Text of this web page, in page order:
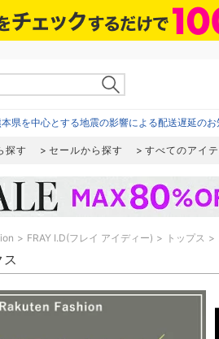
県を中心とする地震の影響による配送遅延のお
探す セールから探す すべてのアイ
FRAY I.D(フレイ アイディー) トップス
ス